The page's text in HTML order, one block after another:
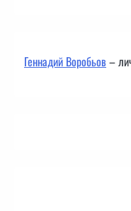
Геннадий Воробьов–